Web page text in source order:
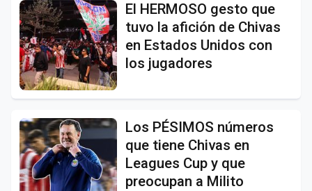
El HERMOSO gesto que
tuvo la afición de Chivas
en Estados Unidos con
los jugadores
Los PÉSIMOS números
que tiene Chivas en
Leagues Cup y que
preocupan a Milito